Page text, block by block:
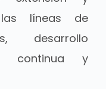
líneas de
desarrollo
continua y